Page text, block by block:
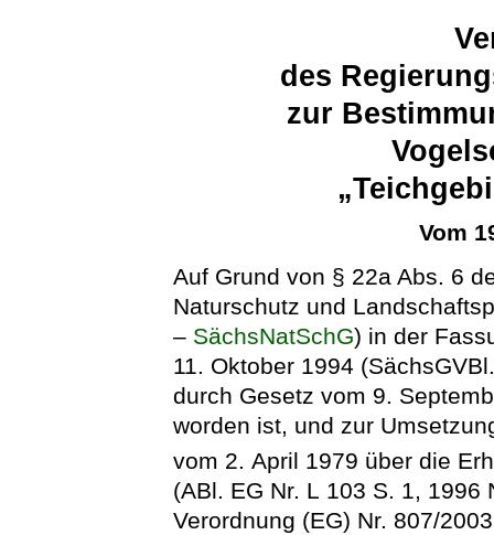
des
zur
Vom
Auf Grund von § 22a Abs. 6
Naturschutz und
– SächsNatSchG) in der
11. Oktober 1994
durch Gesetz vom 9.
worden ist, und zur
vom 2. April 1979 über die
(ABl. EG Nr. L 103 S. 1,
Verordnung (EG) Nr. 807/